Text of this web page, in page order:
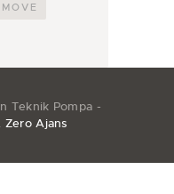
MOVE
Teknik Pompa -
Zero Ajans